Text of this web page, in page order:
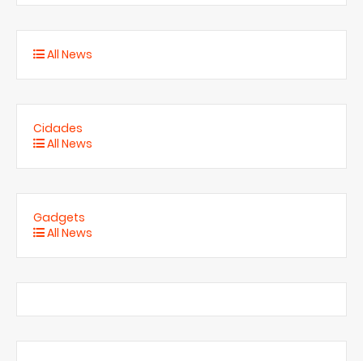
All News
Cidades
All News
Gadgets
All News